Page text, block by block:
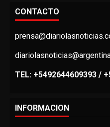
CONTACTO
TEL: +5492644609393 /
INFORMACION